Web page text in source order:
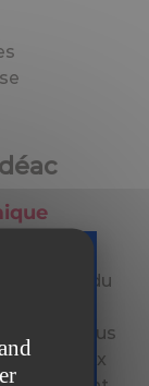
notre
du
Nous
enjeux